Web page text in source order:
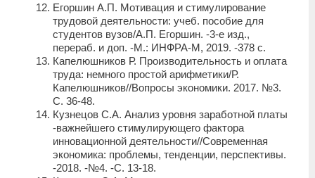
Егоршин А.П. Мотивация и стимулирование
трудовой деятельности: учеб. пособие для
студентов вузов/А.П. Егоршин. -3-е изд.,
перераб. и доп. -М.: ИНФРА-М, 2019. -378 с.
Капелюшников Р. Производительность и оплата
труда: немного простой арифметики/Р.
Капелюшников//Вопросы экономики. 2017. №3.
С. 36-48.
Кузнецов С.А. Анализ уровня заработной платы
-важнейшего стимулирующего фактора
инновационной деятельности//Современная
экономика: проблемы, тенденции, перспективы.
-2018. -№4. -С. 13-18.